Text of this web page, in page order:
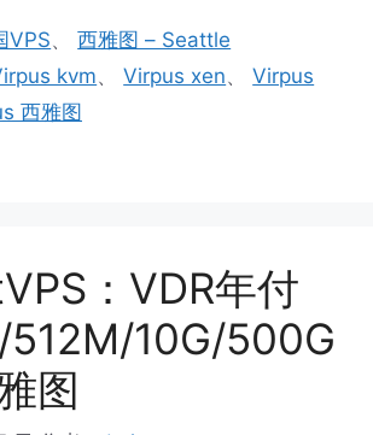
VPS、西雅图 – Seattle
kvm、Virpus xen、Virpus
西雅图
：VDR年付
512M/10G/500G
图